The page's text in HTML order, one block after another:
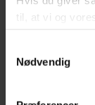
til, at vi og
danbolig.dk.
andre data og
Selection
Nødvendig